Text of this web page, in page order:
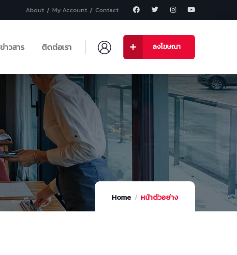
About My Account Contact
ข่าวสาร ติดต่อเรา ลงโฆษณา
Home หน้าตัวอย่าง